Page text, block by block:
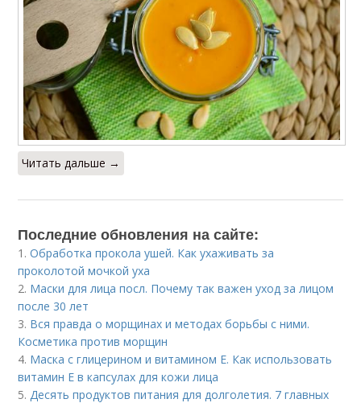
Читать дальше →
Последние обновления на сайте:
1.Обработка прокола ушей. Как ухаживать за
проколотой мочкой уха
2. Маски для лица посл. Почему так важен уход за лицом
после 30 лет
3. Вся правда о морщинах и методах борьбы с ними.
Косметика против морщин
4. Маска с глицерином и витамином Е. Как использовать
витамин E в капсулах для кожи лица
5. Десять продуктов питания для долголетия. 7 главных